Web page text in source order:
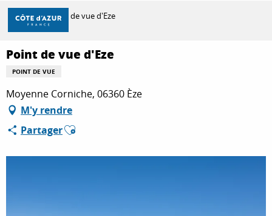
Aller
contenu
principal
DÉCOUVRIR
À FAIRE
SÉJOURNER
Accueil Point de vue d'Eze
Point de vue d'Eze
POINT DE VUE
Moyenne Corniche, 06360 Èze
M'y rendre
PartagerAjouter aux favoris